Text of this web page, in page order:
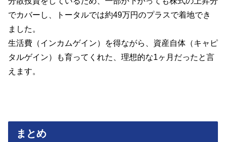
でカバーし、トータルでは約49万円のプラスで着地でき
ました。
生活費（インカムゲイン）を得ながら、資産自体（キャピ
タルゲイン）も育ってくれた、理想的な1ヶ月だったと言
えます。
まとめ